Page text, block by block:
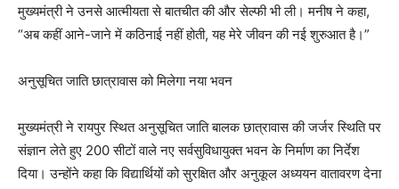
मुख्यमंत्री ने उनसे आत्मीयता से बातचीत की और सेल्फी भी ली। मनीष ने कहा,
“अब कहीं आने-जाने में कठिनाई नहीं होती, यह मेरे जीवन की नई शुरुआत है।”
अनुसूचित जाति छात्रावास को मिलेगा नया भवन
मुख्यमंत्री ने रायपुर स्थित अनुसूचित जाति बालक छात्रावास की जर्जर स्थिति पर
संज्ञान लेते हुए 200 सीटों वाले नए सर्वसुविधायुक्त भवन के निर्माण का निर्देश
दिया। उन्होंने कहा कि विद्यार्थियों को सुरक्षित और अनुकूल अध्ययन वातावरण देना